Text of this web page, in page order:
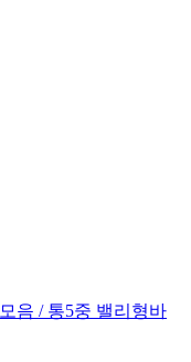
음 / 통5중 밸리형바